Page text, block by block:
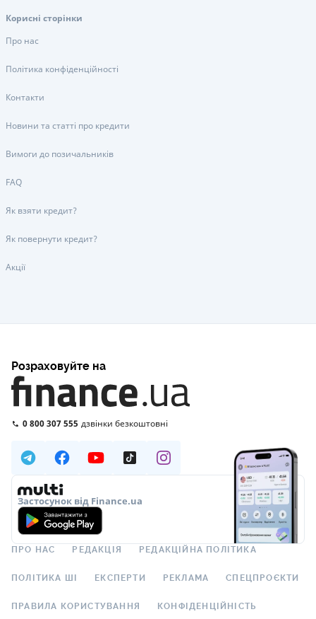
Корисні сторінки
Про нас
Політика конфіденційності
Контакти
Новини та статті про кредити
Вимоги до позичальників
FAQ
Як взяти кредит?
Як повернути кредит?
Акції
Розраховуйте на
0 800 307 555 дзвінки безкоштовні
Застосунок від Finance.ua
ПРО НАС РЕДАКЦІЯ РЕДАКЦІЙНА ПОЛІТИКА
ПОЛІТИКА ШІ ЕКСПЕРТИ РЕКЛАМА СПЕЦПРОЄКТИ
ПРАВИЛА КОРИСТУВАННЯ КОНФІДЕНЦІЙНІСТЬ